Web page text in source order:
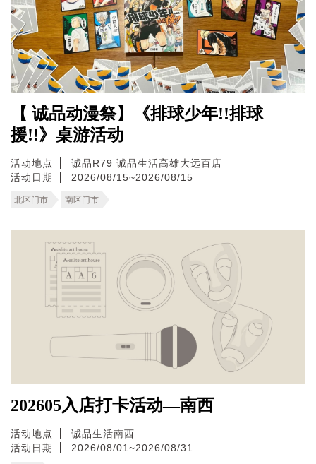
【 诚品动漫祭】《排球少年!!排球
援!!》桌游活动
活动地点 诚品R79 诚品生活高雄大远百店
活动日期
2026/08/15~2026/08/15
北区门市 南区门市
202605入店打卡活动—南西
活动地点
诚品生活南西
活动日期
2026/08/01~2026/08/31